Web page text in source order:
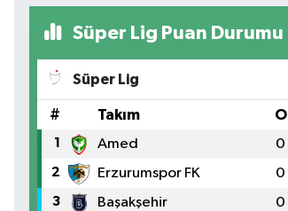
Süper Lig Puan Durumu
Süper Lig
# Takım O
1 Amed 0
2 Erzurumspor FK 0
3 Başakşehir 0